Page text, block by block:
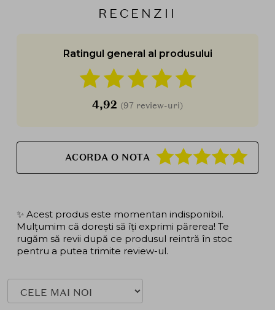
RECENZII
Ratingul general al produsului
4,92 (97 review-uri)
ACORDA O NOTA
✨ Acest produs este momentan indisponibil.
Mulțumim că dorești să îți exprimi părerea! Te
rugăm să revii după ce produsul reintră în stoc
pentru a putea trimite review-ul.